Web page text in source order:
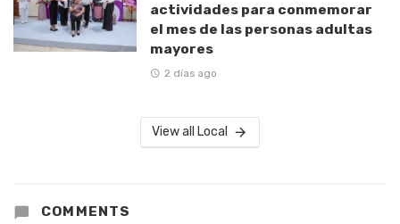
actividades para conmemorar
el mes de las personas adultas
mayores
2 días ago
View all Local
COMMENTS